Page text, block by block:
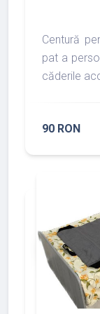
Centură
pat a
căderile
90 RON